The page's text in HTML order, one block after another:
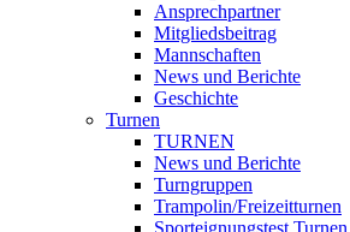
Ansprechpartner
Mitgliedsbeitrag
Mannschaften
News und Berichte
Geschichte
Turnen
TURNEN
News und Berichte
Turngruppen
Trampolin/Freizeitturnen
Sporteignungstest Turnen